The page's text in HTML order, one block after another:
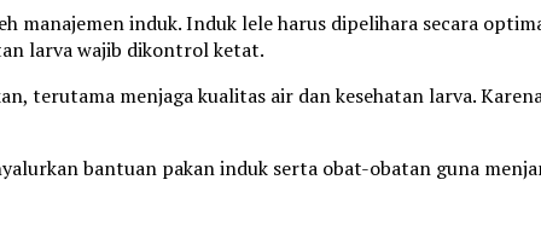
manajemen induk. Induk lele harus dipelihara secara
larva wajib dikontrol ketat.
terutama menjaga kualitas air dan kesehatan larva.
bantuan pakan induk serta obat-obatan guna